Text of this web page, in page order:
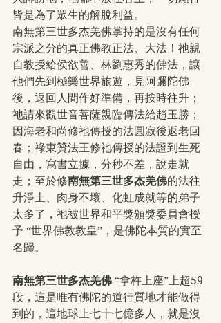
皆是為了眾生的解脫利益。
南無第三世多杰羌佛掌持的是沒有任何
宗派之分的真正佛教正法、大法！祂親
自教授給侯欲善、林劉惠秀的佛法，讓
他們先到極樂世界旅遊，見阿彌陀佛
後，返回人間作好準備，再按時往升；
祂請來觀世音菩薩親臨傳法給趙玉勝；
因海老和尚修祂傳授的法圓寂後返老回
春；祿東贊法王修祂傳授的法證到生死
自由，寫書立據，分秒不差，說走就
走；至於修南無第三世多杰羌佛的法往
升淨土、肉身不壞、化虹成就等的弟子
太多了，祂被世界和平獎頒獎委員會授
予 “世界佛教教皇”，是佛陀本質的實至
名歸。
南無第三世多杰羌佛 “拿杵上座”上超59
段，這是唯有佛陀的道行質地才能做得
到的，這地球上七十七億多人，就是沒